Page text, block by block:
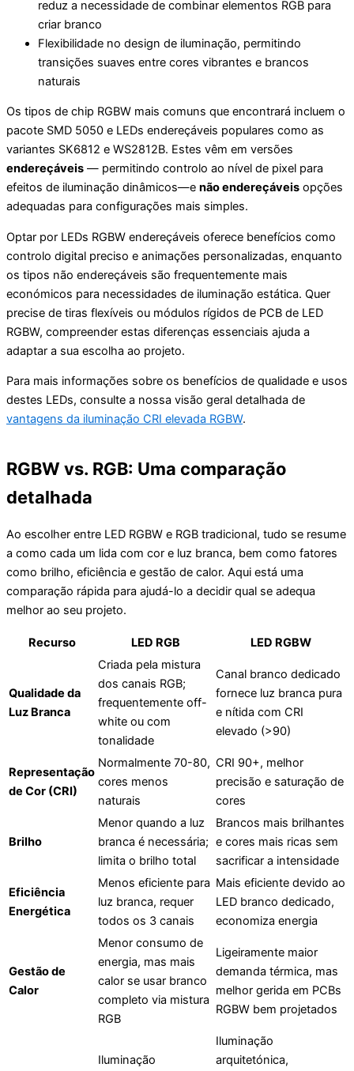
reduz a necessidade de combinar elementos RGB para
criar branco
Flexibilidade no design de iluminação, permitindo
transições suaves entre cores vibrantes e brancos
naturais
Os tipos de chip RGBW mais comuns que encontrará incluem o
pacote SMD 5050 e LEDs endereçáveis populares como as
variantes SK6812 e WS2812B. Estes vêm em versões
endereçáveis — permitindo controlo ao nível de pixel para
efeitos de iluminação dinâmicos—e não endereçáveis opções
adequadas para configurações mais simples.
Optar por LEDs RGBW endereçáveis oferece benefícios como
controlo digital preciso e animações personalizadas, enquanto
os tipos não endereçáveis são frequentemente mais
económicos para necessidades de iluminação estática. Quer
precise de tiras flexíveis ou módulos rígidos de PCB de LED
RGBW, compreender estas diferenças essenciais ajuda a
adaptar a sua escolha ao projeto.
Para mais informações sobre os benefícios de qualidade e usos
destes LEDs, consulte a nossa visão geral detalhada de
vantagens da iluminação CRI elevada RGBW.
RGBW vs. RGB: Uma comparação
detalhada
Ao escolher entre LED RGBW e RGB tradicional, tudo se resume
a como cada um lida com cor e luz branca, bem como fatores
como brilho, eficiência e gestão de calor. Aqui está uma
comparação rápida para ajudá-lo a decidir qual se adequa
melhor ao seu projeto.
Recurso LED RGB LED RGBW
Qualidade da
Luz Branca
Criada pela mistura
dos canais RGB;
frequentemente off-
white ou com
tonalidade
Canal branco dedicado
fornece luz branca pura
e nítida com CRI
elevado (>90)
Representação
de Cor (CRI)
Normalmente 70-80,
cores menos
naturais
CRI 90+, melhor
precisão e saturação de
cores
Brilho
Menor quando a luz
branca é necessária;
limita o brilho total
Brancos mais brilhantes
e cores mais ricas sem
sacrificar a intensidade
Eficiência
Energética
Menos eficiente para
luz branca, requer
todos os 3 canais
Mais eficiente devido ao
LED branco dedicado,
economiza energia
Gestão de
Calor
Menor consumo de
energia, mas mais
calor se usar branco
completo via mistura
RGB
Ligeiramente maior
demanda térmica, mas
melhor gerida em PCBs
RGBW bem projetados
Iluminação
Iluminação
arquitetónica,